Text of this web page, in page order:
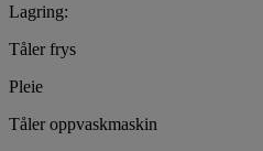
Lagring:
Tåler frys
Pleie
Tåler oppvaskmaskin